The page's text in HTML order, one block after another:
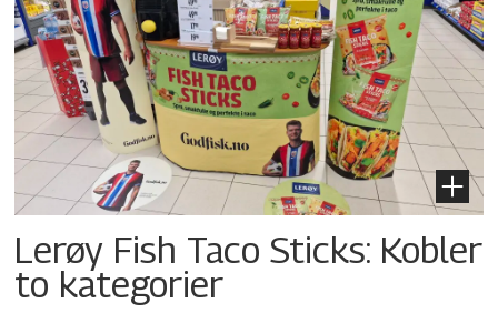
Lerøy Fish Taco Sticks: Kobler
to kategorier